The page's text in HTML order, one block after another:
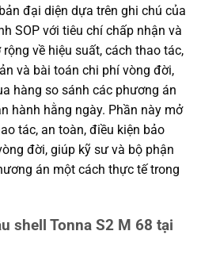
đại diện dựa trên ghi chú của
SOP với tiêu chí chấp nhận và
về hiệu suất, cách thao tác,
và bài toán chi phí vòng đời,
hàng so sánh các phương án
hành hằng ngày. Phần này mở
tác, an toàn, điều kiện bảo
đời, giúp kỹ sư và bộ phận
án một cách thực tế trong
shell Tonna S2 M 68 tại